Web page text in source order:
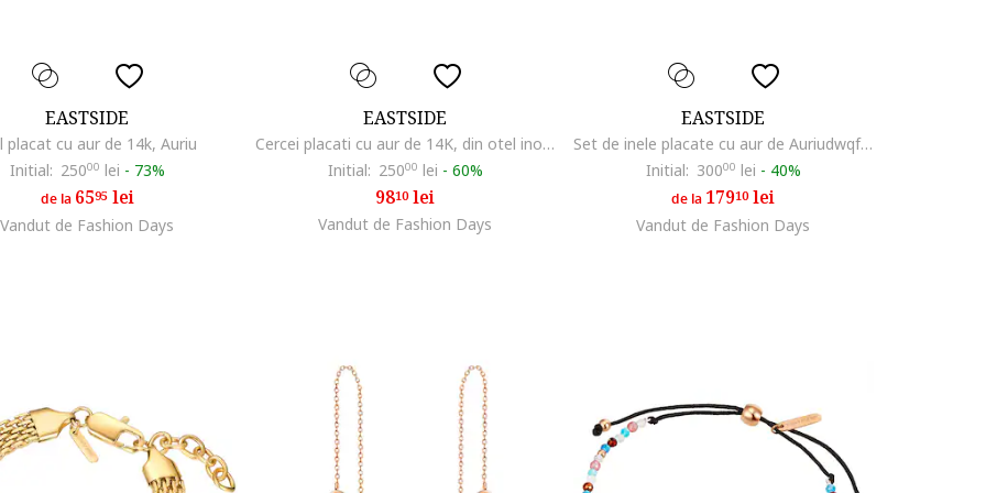
EASTSIDE
placat cu aur de 14k, Auriu
Initial: 25000 lei - 73%
de la 6595lei
Vandut de Fashion Days
EASTSIDE
Cercei placati cu aur de 14K, din otel inoxidabil, Auriu
Initial: 25000 lei - 60%
9810lei
Vandut de Fashion Days
EASTSIDE
Set de inele placate cu aur de Auriudwqf, Auriu
Initial: 30000 lei - 40%
de la 17910lei
Vandut de Fashion Days